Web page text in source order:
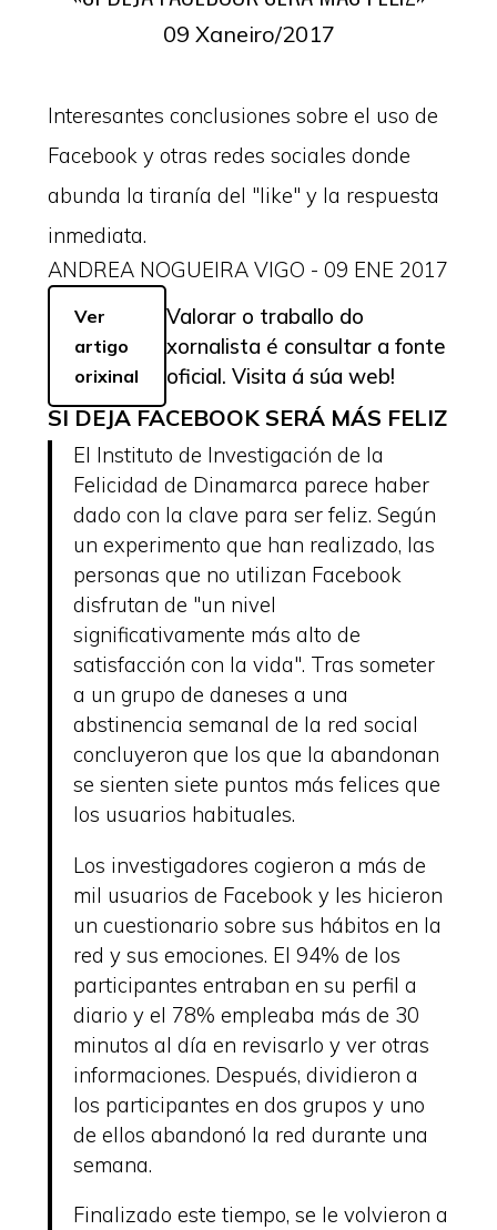
09 Xaneiro/2017
Interesantes conclusiones sobre el uso de
Facebook y otras redes sociales donde
abunda la tiranía del "like" y la respuesta
inmediata.
ANDREA NOGUEIRA VIGO - 09 ENE 2017
Ver
artigo
orixinal
Valorar o traballo do
xornalista é consultar a fonte
oficial. Visita á súa web!
SI DEJA FACEBOOK SERÁ MÁS FELIZ
El Instituto de Investigación de la
Felicidad de Dinamarca parece haber
dado con la clave para ser feliz. Según
un experimento que han realizado, las
personas que no utilizan Facebook
disfrutan de "un nivel
significativamente más alto de
satisfacción con la vida". Tras someter
a un grupo de daneses a una
abstinencia semanal de la red social
concluyeron que los que la abandonan
se sienten siete puntos más felices que
los usuarios habituales.
Los investigadores cogieron a más de
mil usuarios de Facebook y les hicieron
un cuestionario sobre sus hábitos en la
red y sus emociones. El 94% de los
participantes entraban en su perfil a
diario y el 78% empleaba más de 30
minutos al día en revisarlo y ver otras
informaciones. Después, dividieron a
los participantes en dos grupos y uno
de ellos abandonó la red durante una
semana.
Finalizado este tiempo, se le volvieron a